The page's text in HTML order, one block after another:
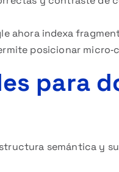
ahora indexa
posicionar
para
semántica y